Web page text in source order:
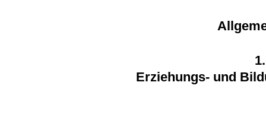
Erziehungs- und